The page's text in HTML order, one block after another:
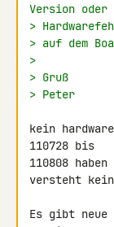
Version oder
>
> auf dem
>
> Gruß
> Peter
kein
110728 bis
110808
versteht kein
Es gibt